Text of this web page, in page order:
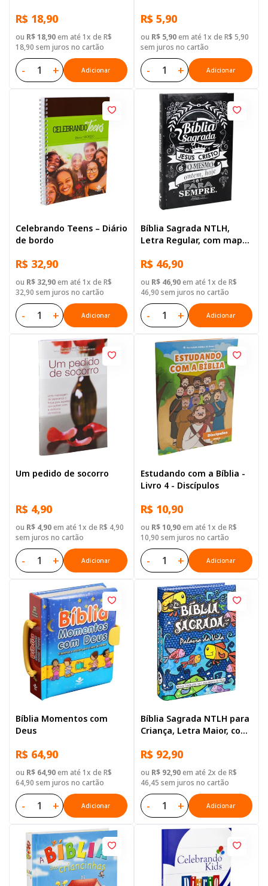
R$ 18,90
ou R$ 18,90em até 1x de R$
18,90 sem juros no cartão
- + Adicionar
R$ 5,90
ou R$ 5,90em até 1x de R$ 5,90
sem juros no cartão
- + Adicionar
Celebrando Teens – Diário
de bordo
R$ 32,90
ou R$ 32,90em até 1x de R$
32,90 sem juros no cartão
- + Adicionar
Bíblia Sagrada NTLH,
Letra Regular, com mapa,
Marrom
R$ 46,90
ou R$ 46,90em até 1x de R$
46,90 sem juros no cartão
- + Adicionar
Um pedido de socorro
R$ 4,90
ou R$ 4,90em até 1x de R$ 4,90
sem juros no cartão
- + Adicionar
Estudando com a Bíblia -
Livro 4 - Discípulos
R$ 10,90
ou R$ 10,90em até 1x de R$
10,90 sem juros no cartão
- + Adicionar
Bíblia Momentos com
Deus
R$ 64,90
ou R$ 64,90em até 1x de R$
64,90 sem juros no cartão
- + Adicionar
Bíblia Sagrada NTLH para
Criança, Letra Maior, com
Ilustrada: Cinza
R$ 92,90
ou R$ 92,90em até 2x de R$
46,45 sem juros no cartão
- + Adicionar